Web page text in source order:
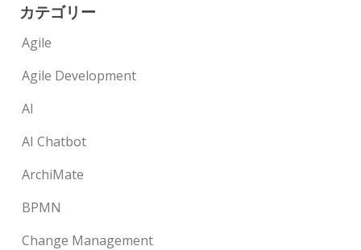
カテゴリー
Agile
Agile Development
AI
AI Chatbot
ArchiMate
BPMN
Change Management